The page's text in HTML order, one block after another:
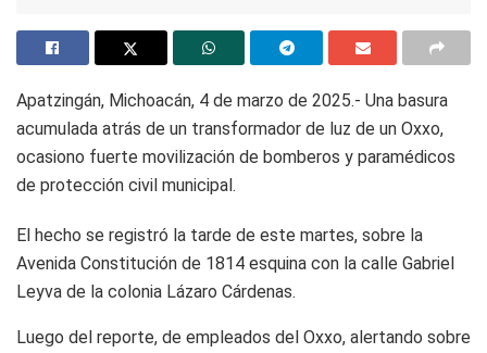
Apatzingán, Michoacán, 4 de marzo de 2025.- Una basura
acumulada atrás de un transformador de luz de un Oxxo,
ocasiono fuerte movilización de bomberos y paramédicos
de protección civil municipal.
El hecho se registró la tarde de este martes, sobre la
Avenida Constitución de 1814 esquina con la calle Gabriel
Leyva de la colonia Lázaro Cárdenas.
Luego del reporte, de empleados del Oxxo, alertando sobre